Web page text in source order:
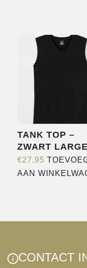
op
de
TANK TOP –
ZWART LARGE
€27,95
AAN
CONTACT